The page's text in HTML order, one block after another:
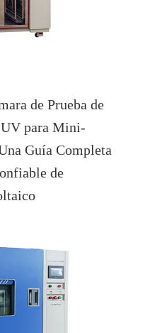
de Prueba de
para Mini-
Guía Completa
de